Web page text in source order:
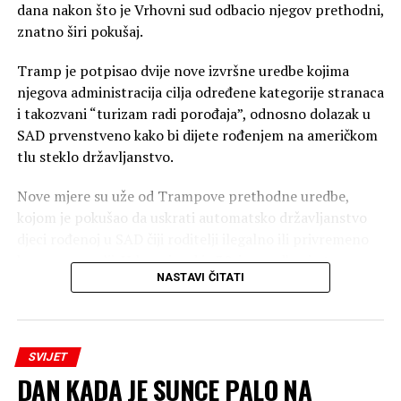
dana nakon što je Vrhovni sud odbacio njegov prethodni,
znatno širi pokušaj.
Tramp je potpisao dvije nove izvršne uredbe kojima
njegova administracija cilja određene kategorije stranaca
i takozvani “turizam radi porođaja”, odnosno dolazak u
SAD prvenstveno kako bi dijete rođenjem na američkom
tlu steklo državljanstvo.
Nove mjere su uže od Trampove prethodne uredbe,
kojom je pokušao da uskrati automatsko državljanstvo
borave u zemlji. Vrhovni sud je 30. juna odbacio tu
uredbu i potvrdio da djeca rođena u SAD roditeljima koji
državljanstvo po rođenju. Odluka je donesena
rezultatom 6:3, pri čemu je pet sudija zaključilo da to
pravo garantuje 14. amandman, dok je sudija Bret
Kavano (Brett Kavanaugh) do istog ishoda došao na
NASTAVI ČITATI
SVIJET
DAN KADA JE SUNCE PALO NA